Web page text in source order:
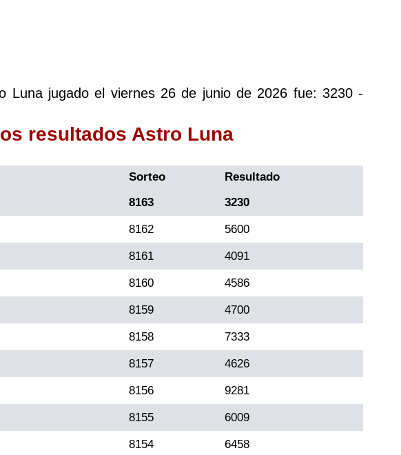
Luna jugado el viernes 26 de junio de 2026 fue: 3230 -
resultados Astro Luna
Sorteo
Resultado
8163 3230
8162 5600
8161 4091
8160 4586
8159 4700
8158 7333
8157 4626
8156 9281
8155 6009
8154 6458